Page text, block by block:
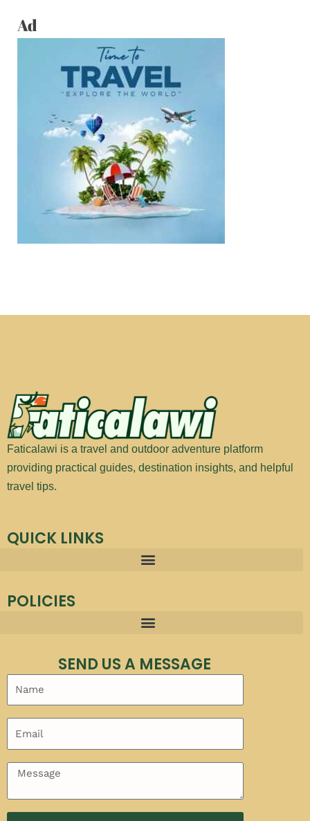
Ad
Faticalawi is a travel and outdoor adventure platform
providing practical guides, destination insights, and helpful
travel tips.
QUICK LINKS
POLICIES
SEND US A MESSAGE